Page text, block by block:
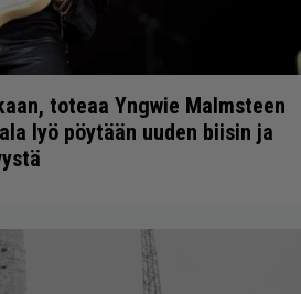
toteaa Yngwie Malmsteen
lyö pöytään uuden biisin ja